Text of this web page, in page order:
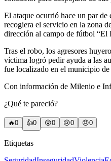
El ataque ocurrió hace un par
recogiera el servicio en la zona
dirección al campo de fútbol “El
Tras el robo, los agresores
víctima logró pedir ayuda a las
fue localizado en el municipio de
Con información de Milenio e
¿Qué te pareció?
🔥0 👍0 😲0 😢0 😠0
Etiquetas